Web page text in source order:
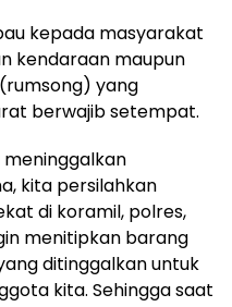
kepada masyarakat
kendaraan maupun
yang
berwajib setempat.
kita persilahkan
di koramil, polres,
menitipkan barang
ditinggalkan untuk
kita. Sehingga saat